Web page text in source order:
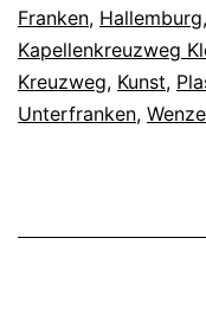
Franken, Hallemburg,
Kapellenkreuzweg
Kreuzweg, Kunst,
Unterfranken,